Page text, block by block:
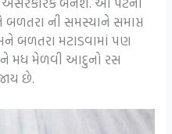
ની સમસ્યાને સમાપ્ત
બળતરા મટાડવામાં પણ
મધ મેળવી આદુનો રસ
છે.